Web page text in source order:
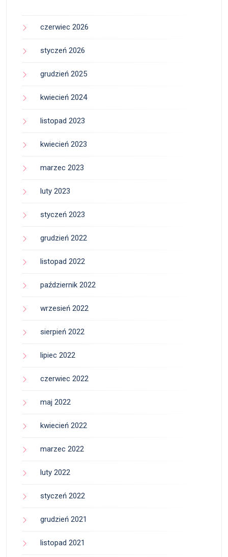
czerwiec 2026
styczeń 2026
grudzień 2025
kwiecień 2024
listopad 2023
kwiecień 2023
marzec 2023
luty 2023
styczeń 2023
grudzień 2022
listopad 2022
październik 2022
wrzesień 2022
sierpień 2022
lipiec 2022
czerwiec 2022
maj 2022
kwiecień 2022
marzec 2022
luty 2022
styczeń 2022
grudzień 2021
listopad 2021